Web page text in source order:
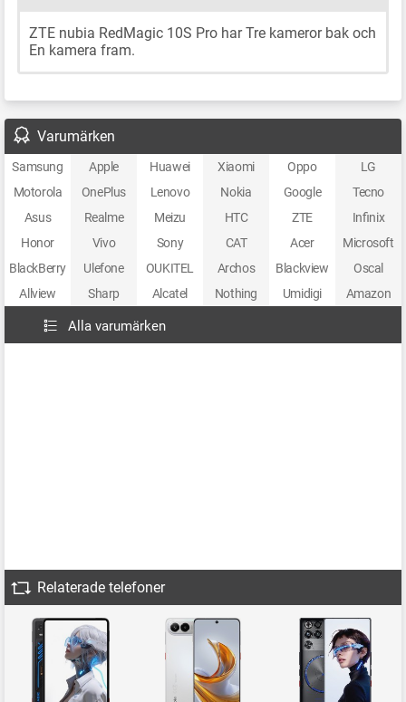
ZTE nubia RedMagic 10S Pro har Tre kameror bak och
En kamera fram.
Varumärken
Samsung Apple Huawei Xiaomi Oppo
LG
Motorola
OnePlus Lenovo Nokia Google
Tecno
Asus
Realme Meizu HTC ZTE
Infinix
Honor
Vivo Sony CAT Acer
Microsoft
BlackBerry
Ulefone OUKITEL Archos Blackview
Oscal
Allview
Sharp Alcatel Nothing Umidigi Amazon
Alla varumärken
Relaterade telefoner